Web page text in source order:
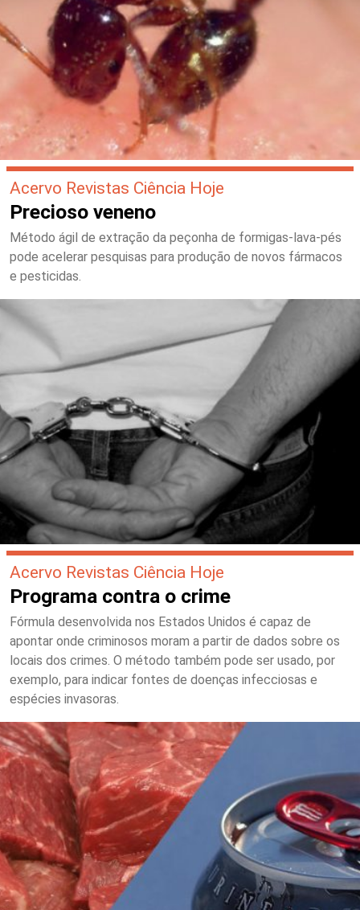
Acervo Revistas Ciência Hoje
Precioso veneno
Método ágil de extração da peçonha de formigas-lava-pés
pode acelerar pesquisas para produção de novos fármacos
e pesticidas.
Acervo Revistas Ciência Hoje
Programa contra o crime
Fórmula desenvolvida nos Estados Unidos é capaz de
apontar onde criminosos moram a partir de dados sobre os
locais dos crimes. O método também pode ser usado, por
exemplo, para indicar fontes de doenças infecciosas e
espécies invasoras.